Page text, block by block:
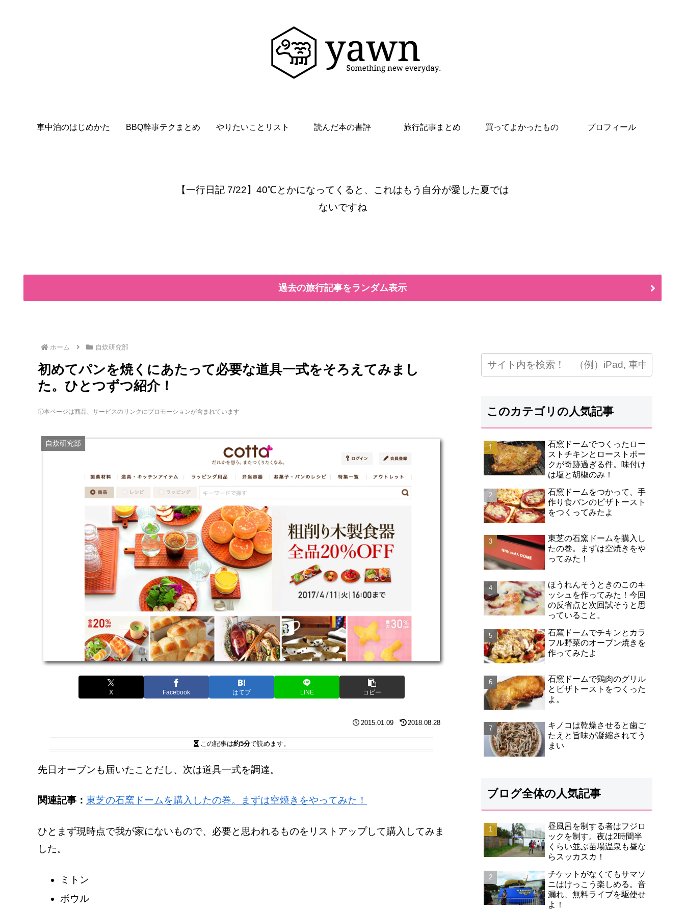
車中泊のはじめかた BBQ幹事テクまとめ やりたいことリスト 読んだ本の書評 旅行記事まとめ 買ってよかったもの プロフィール
【一行日記 7/22】40℃とかになってくると、これはもう自分が愛した夏では
ないですね
過去の旅行記事をランダム表示
ホーム 自炊研究部
初めてパンを焼くにあたって必要な道具一式をそろえてみまし
た。ひとつずつ紹介！
ⓘ本ページは商品、サービスのリンクにプロモーションが含まれています
自炊研究部
X Facebook はてブ LINE コピー
2015.01.09 2018.08.28
この記事は約5分で読めます。
先日オーブンも届いたことだし、次は道具一式を調達。
関連記事： 東芝の石窯ドームを購入したの巻。まずは空焼きをやってみた！
ひとまず現時点で我が家にないもので、必要と思われるものをリストアップして購入してみま
した。
ミトン
ボウル
このカテゴリの人気記事
石窯ドームでつくったロー
ストチキンとローストポー
クが奇跡過ぎる件。味付け
は塩と胡椒のみ！
石窯ドームをつかって、手
作り食パンのピザトースト
をつくってみたよ
東芝の石窯ドームを購入し
たの巻。まずは空焼きをや
ってみた！
ほうれんそうときのこのキ
ッシュを作ってみた！今回
の反省点と次回試そうと思
っていること。
石窯ドームでチキンとカラ
フル野菜のオーブン焼きを
作ってみたよ
石窯ドームで鶏肉のグリル
とピザトーストをつくった
よ。
キノコは乾燥させると歯ご
たえと旨味が凝縮されてう
まい
ブログ全体の人気記事
昼風呂を制する者はフジロ
ックを制す。夜は2時間半
くらい並ぶ苗場温泉も昼な
らスッカスカ！
チケットがなくてもサマソ
ニはけっこう楽しめる。音
漏れ、無料ライブを駆使せ
よ！